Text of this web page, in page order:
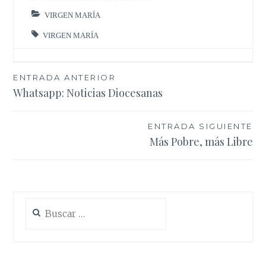
VIRGEN MARÍA
VIRGEN MARÍA
Navegación
de
ENTRADA ANTERIOR
Whatsapp: Noticias Diocesanas
ENTRADA SIGUIENTE
Más Pobre, más Libre